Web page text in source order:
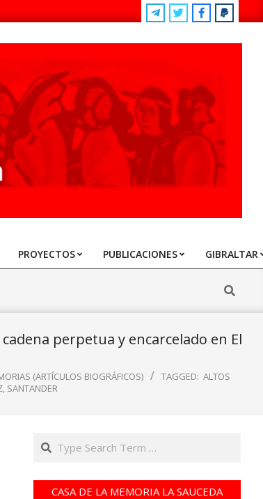
PROYECTOS PUBLICACIONES GIBRALTAR
Search
perpetua y encarcelado en El
(ARTÍCULOS BIOGRÁFICOS) TAGGED: ALTOS
, SANTANDER
Search
CASA DE LA MEMORIA LA SAUCEDA